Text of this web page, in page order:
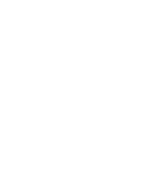
van 4,82 op 5, 11